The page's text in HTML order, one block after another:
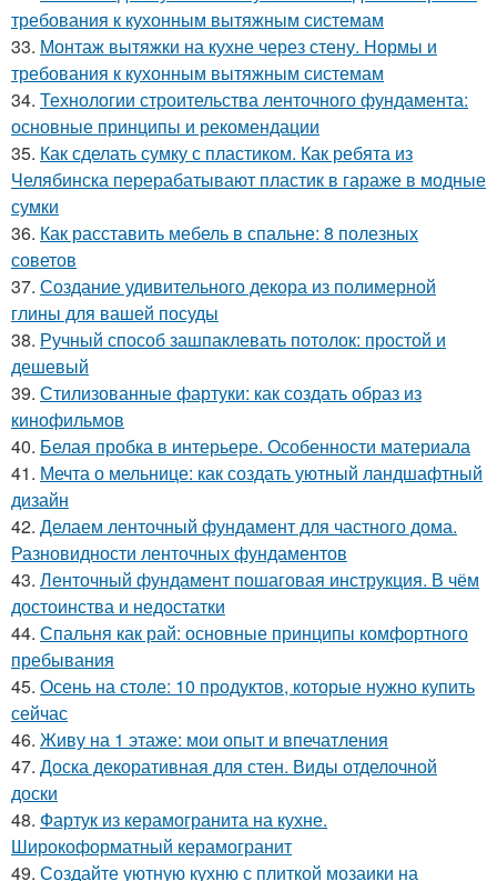
требования к кухонным вытяжным системам
33. Монтаж вытяжки на кухне через стену. Нормы и
требования к кухонным вытяжным системам
34. Технологии строительства ленточного фундамента:
основные принципы и рекомендации
35. Как сделать сумку с пластиком. Как ребята из
Челябинска перерабатывают пластик в гараже в модные
сумки
36. Как расставить мебель в спальне: 8 полезных
советов
37. Создание удивительного декора из полимерной
глины для вашей посуды
38. Ручный способ зашпаклевать потолок: простой и
дешевый
39. Стилизованные фартуки: как создать образ из
кинофильмов
40. Белая пробка в интерьере. Особенности материала
41. Мечта о мельнице: как создать уютный ландшафтный
дизайн
42. Делаем ленточный фундамент для частного дома.
Разновидности ленточных фундаментов
43. Ленточный фундамент пошаговая инструкция. В чём
достоинства и недостатки
44. Спальня как рай: основные принципы комфортного
пребывания
45. Осень на столе: 10 продуктов, которые нужно купить
сейчас
46. Живу на 1 этаже: мои опыт и впечатления
47. Доска декоративная для стен. Виды отделочной
доски
48. Фартук из керамогранита на кухне.
Широкоформатный керамогранит
49. Создайте уютную кухню с плиткой мозаики на